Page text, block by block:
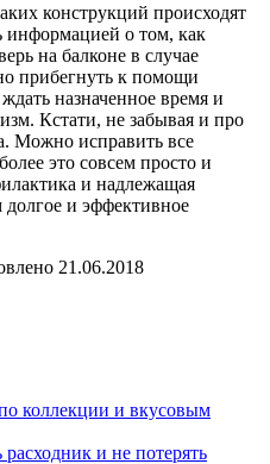
конструкций происходят
информацией о том, как
на балконе в случае
прибегнуть к помощи
назначенное время и
Кстати, не забывая и про
Можно исправить все
это совсем просто и
и надлежащая
долгое и эффективное
21.06.2018
коллекции и вкусовым
и не потерять